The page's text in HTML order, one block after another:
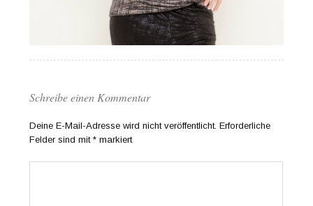
Schreibe einen Kommentar
Deine E-Mail-Adresse wird nicht veröffentlicht. Erforderliche
Felder sind mit* markiert